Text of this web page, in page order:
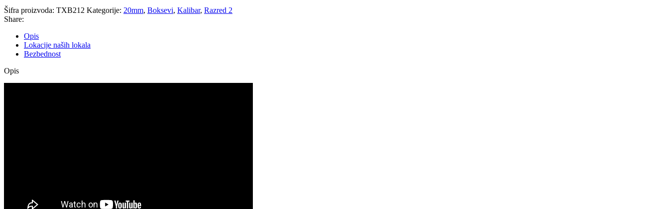
Šifra proizvoda: TXB212 Kategorije: 20mm, Boksevi, Kalibar, Razred 2
Share:
Opis
Lokacije naših lokala
Bezbednost
Opis